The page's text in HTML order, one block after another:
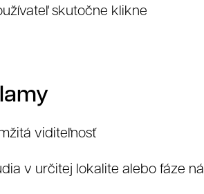
skutočne klikne
viditeľnosť
v určitej lokalite alebo fáze